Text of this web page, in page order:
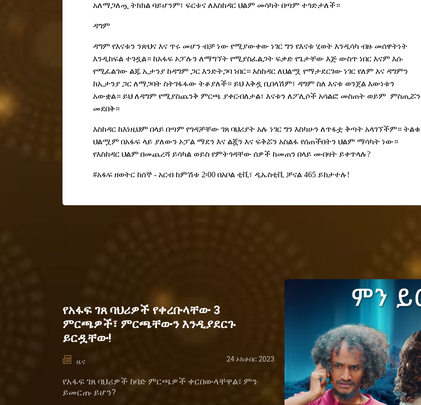
አለማጋለጧ ትክክል ባይሆንም፣ ፍርቱና ለእስከዳር ህልም መሳካት በጣም ተጎድታለች።
ዳግም
ዳግም የእናቱን ንጽህና እና ጥሩ መሆን ብቻ ነው የሚያውቀው ነገር ግን የእናቱ ሂወት እንዲሳካ ብዙ መሰዋትነት
እንዲከፍል ተገዷል። ከአፋፍ ኦፓሉን ለማግኘት የሚያስፈልጋት ፍቃድ የጌታቸው እጅ ውስጥ ነበር እናም እሱ
የሚፈልገው ልጁ ኢታንያ ከዳግም ጋር እንድትጋባ ነበር። እስከዳር ለህልሟ የማታደርገው ነገር የለም እና ዳግምን
ከኢታንያ ጋር ለማጋባት ስትገፋፋው ትቆያለች። ይህ እቅዷ ቢበላሽም፣ ዳግም ስለ እናቱ ወንጀል እውነቱን
አውቋል። ይህ ለዳግም የሚያስጨንቅ ምርጫ ያቀርብለታል፣ እናቱን ለፖሊሶች አሳልፎ መስጠት ወይም ምስጢሯን
መደበቅ።
እስከዳር ከእነዚህም በላይ በጣም የጎዳቻቸው ገጸ ባህሪያት አሉ ነገር ግን እስካሁን ለጥፋቷ ቅጣት አላገኘችም። ትልቁ
ህልሟም በአፋፍ ላይ ያለውን ኦፓል ማደን እና ልጇን እና ፍቅሯን አስልፋ የሰጠችበትን ህልም ማሳካት ነው።
የእስከዳር ህልም በመጨረሻ ይሳካል ወይስ የምትጎዳቸው ሰዎች ከመጠን በላይ መብዛት ይቀጥላሉ?
#አፋፍ ዘወትር ከሰኞ - አርብ ከምሽቱ 2፡00 በአቦል ቲቪ፣ ዲኤስቲቪ ቻናል 465 ይከታተሉ!
የአፋፍ ገጸ ባህሪዎች የቀረቡላቸው 3
ምርጫዎች፣ ምርጫቸውን እንዲያደርጉ
ይርዷቸው!
ዜና 24 ኦክቶበር 2023
የአፋፍ ገጸ ባህሪዎች ከባድ ምርጫዎች ቀርበውላቸዋል፣ ምን
ይመርጡ ይሆን?